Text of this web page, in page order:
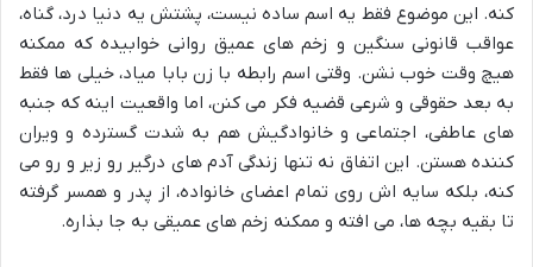
کنه. این موضوع فقط یه اسم ساده نیست، پشتش یه دنیا درد، گناه،
عواقب قانونی سنگین و زخم های عمیق روانی خوابیده که ممکنه
هیچ وقت خوب نشن. وقتی اسم رابطه با زن بابا میاد، خیلی ها فقط
به بعد حقوقی و شرعی قضیه فکر می کنن، اما واقعیت اینه که جنبه
های عاطفی، اجتماعی و خانوادگیش هم به شدت گسترده و ویران
کننده هستن. این اتفاق نه تنها زندگی آدم های درگیر رو زیر و رو می
کنه، بلکه سایه اش روی تمام اعضای خانواده، از پدر و همسر گرفته
تا بقیه بچه ها، می افته و ممکنه زخم های عمیقی به جا بذاره.